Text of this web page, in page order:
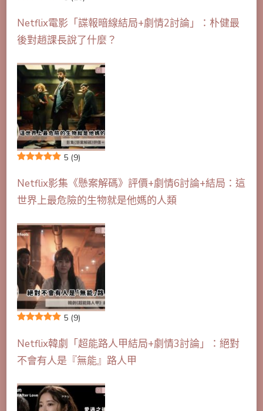
Netflix電影「諜報暗線結局+劇情2討論」：朴健最
後對趙課長說了什麼？
5 (9)
Netflix影集《懸案解碼》評價+劇情6討論+結局：這
世界上最危險的生物就是他媽的人類
5 (9)
Netflix韓劇「超能路人甲結局+劇情3討論」：絕對
不會有人是『無能』路人甲